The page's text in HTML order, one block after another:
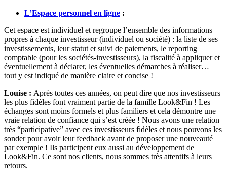
L’Espace personnel en ligne :
Cet espace est individuel et regroupe l’ensemble des informations
propres à chaque investisseur (individuel ou société) : la liste de ses
investissements, leur statut et suivi de paiements, le reporting
comptable (pour les sociétés-investisseurs), la fiscalité à appliquer et
éventuellement à déclarer, les éventuelles démarches à réaliser…
tout y est indiqué de manière claire et concise !
Louise : Après toutes ces années, on peut dire que nos investisseurs
les plus fidèles font vraiment partie de la famille Look&Fin ! Les
échanges sont moins formels et plus familiers et cela démontre une
vraie relation de confiance qui s’est créée ! Nous avons une relation
très “participative” avec ces investisseurs fidèles et nous pouvons les
sonder pour avoir leur feedback avant de proposer une nouveauté
par exemple ! Ils participent eux aussi au développement de
Look&Fin. Ce sont nos clients, nous sommes très attentifs à leurs
retours.